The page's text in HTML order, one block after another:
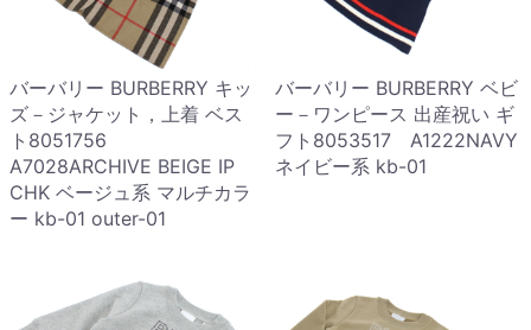
バーバリー BURBERRY キッ
ズ－ジャケット，上着 ベス
ト8051756
A7028ARCHIVE BEIGE IP
CHK ベージュ系 マルチカラ
ー kb-01 outer-01
バーバリー BURBERRY ベビ
ー－ワンピース 出産祝い ギ
フト8053517 A1222NAVY
ネイビー系 kb-01